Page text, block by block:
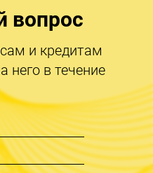
вопрос
и кредитам
него в течение